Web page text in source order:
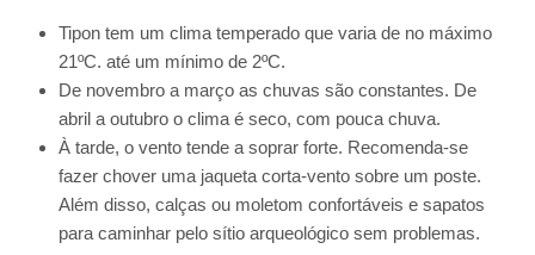
Tipon tem um clima temperado que varia de no máximo
21ºC. até um mínimo de 2ºC.
De novembro a março as chuvas são constantes. De
abril a outubro o clima é seco, com pouca chuva.
À tarde, o vento tende a soprar forte. Recomenda-se
fazer chover uma jaqueta corta-vento sobre um poste.
Além disso, calças ou moletom confortáveis ​​e sapatos
para caminhar pelo sítio arqueológico sem problemas.